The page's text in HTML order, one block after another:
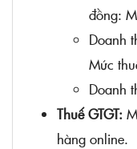
đồng:
Doanh
Mức
Doanh
Thuế GTGT:
hàng online.